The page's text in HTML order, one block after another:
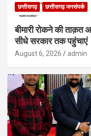
छत्तीसगढ़ छत्तीसगढ़ जनसंपर्क
बीमारी रोकने की
सीधे सरकार तक पहुंचाएं
August 6, 2026 admin